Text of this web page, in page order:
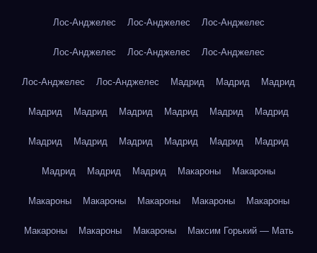
Лос-Анджелес Лос-Анджелес Лос-Анджелес
Лос-Анджелес Лос-Анджелес Лос-Анджелес
Лос-Анджелес Лос-Анджелес Мадрид Мадрид Мадрид
Мадрид Мадрид Мадрид Мадрид Мадрид Мадрид
Мадрид Мадрид Мадрид Мадрид Мадрид Мадрид
Мадрид Мадрид Мадрид Макароны Макароны
Макароны Макароны Макароны Макароны Макароны
Макароны Макароны Макароны Максим Горький — Мать